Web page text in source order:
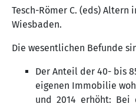
Tesch-Römer C. (eds) Altern
Wiesbaden.
Die wesentlichen Befunde
Der Anteil der 40- bis
eigenen Immobilie
und 2014 erhöht: Bei